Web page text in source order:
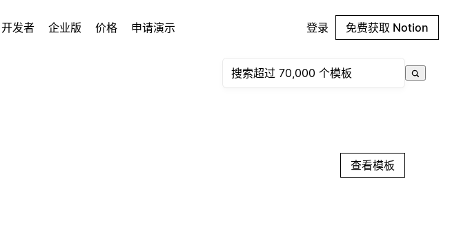
开发者 企业版 价格 申请演示 登录 免费获取 Notion
查看模板